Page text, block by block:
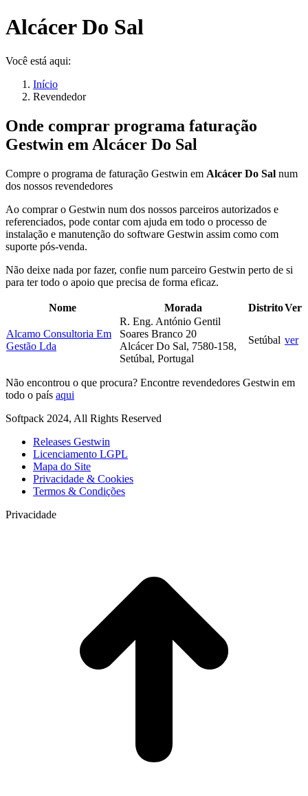
Alcácer Do Sal
Você está aqui:
Início
Revendedor
Onde comprar programa faturação
Gestwin em Alcácer Do Sal
Compre o programa de faturação Gestwin em Alcácer Do Sal num
dos nossos revendedores
Ao comprar o Gestwin num dos nossos parceiros autorizados e
referenciados, pode contar com ajuda em todo o processo de
instalação e manutenção do software Gestwin assim como com
suporte pós-venda.
Não deixe nada por fazer, confie num parceiro Gestwin perto de si
para ter todo o apoio que precisa de forma eficaz.
Nome Morada DistritoVer
Alcamo Consultoria Em
Gestão Lda
R. Eng. António Gentil
Soares Branco 20
Alcácer Do Sal, 7580-158,
Setúbal, Portugal
Setúbal ver
Não encontrou o que procura? Encontre revendedores Gestwin em
todo o país aqui
Softpack 2024, All Rights Reserved
Releases Gestwin
Licenciamento LGPL
Mapa do Site
Privacidade & Cookies
Termos & Condições
Privacidade